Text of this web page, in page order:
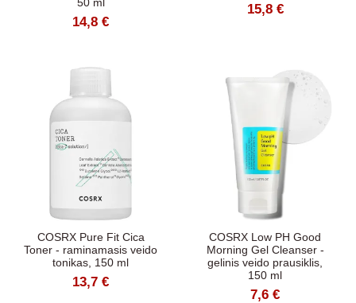
50 ml
14,8 €
15,8 €
COSRX Pure Fit Cica
Toner - raminamasis veido
tonikas, 150 ml
13,7 €
COSRX Low PH Good
Morning Gel Cleanser -
gelinis veido prausiklis,
150 ml
7,6 €